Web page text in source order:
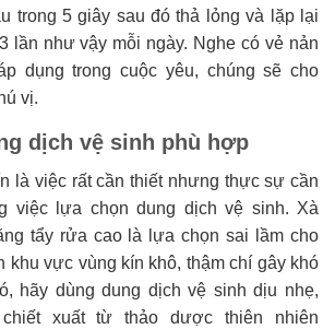
trong 5 giây sau đó thả lỏng và lặp lại
lần như vậy mỗi ngày. Nghe có vẻ nản
dụng trong cuộc yêu, chúng sẽ cho
vị.
dịch vệ sinh phù hợp
là việc rất cần thiết nhưng thực sự cần
việc lựa chọn dung dịch vệ sinh. Xà
tẩy rửa cao là lựa chọn sai lầm cho
khu vực vùng kín khô, thậm chí gây khó
hãy dùng dung dịch vệ sinh dịu nhẹ,
xuất từ thảo dược thiên nhiên